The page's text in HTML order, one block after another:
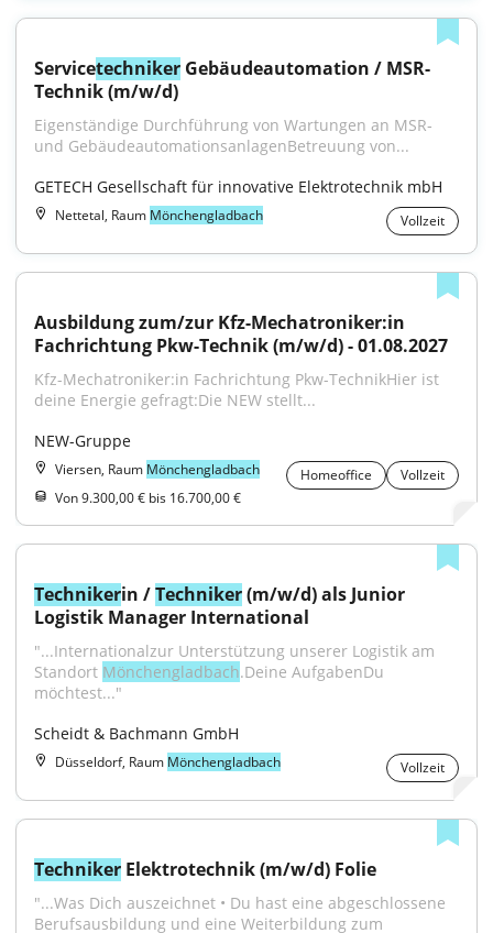
Servicetechniker Gebäudeautomation / MSR-
Technik (m/w/d)
Eigenständige Durchführung von Wartungen an MSR‑
und GebäudeautomationsanlagenBetreuung von...
GETECH Gesellschaft für innovative Elektrotechnik mbH
Nettetal, Raum Mönchengladbach Vollzeit
Ausbildung zum/zur Kfz-Mechatroniker:in
Fachrichtung Pkw-Technik (m/w/d) - 01.08.2027
Kfz-Mechatroniker:in Fachrichtung Pkw-TechnikHier ist
deine Energie gefragt:Die NEW stellt...
NEW-Gruppe
Viersen, Raum Mönchengladbach Homeoffice
Vollzeit
Von 9.300,00 € bis 16.700,00 €
Technikerin / Techniker (m/w/d) als Junior
Logistik Manager International
"...Internationalzur Unterstützung unserer Logistik am
Standort Mönchengladbach.Deine AufgabenDu
möchtest..."
Scheidt & Bachmann GmbH
Düsseldorf, Raum Mönchengladbach Vollzeit
Techniker Elektrotechnik (m/w/d) Folie
"...Was Dich auszeichnet • Du hast eine abgeschlossene